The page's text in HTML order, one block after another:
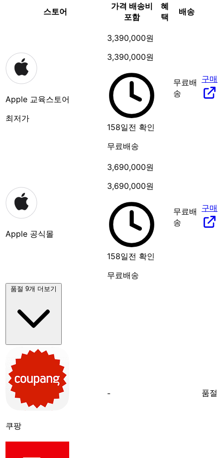
스토어
가격 배송비
포함
혜
택
배송
Apple 교육스토어
최저가
3,390,000원
3,390,000원
158일전 확인
무료배송
무료배
송
구매
Apple 공식몰
3,690,000원
3,690,000원
158일전 확인
무료배송
무료배
송
구매
품절 9개 더보기
쿠팡
- 품절